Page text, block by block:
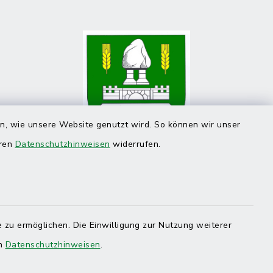
wie unsere Website genutzt wird. So können wir unser
Datenschutzhinweisen widerrufen.
ermöglichen. Die Einwilligung zur Nutzung weiterer
Datenschutzhinweisen.